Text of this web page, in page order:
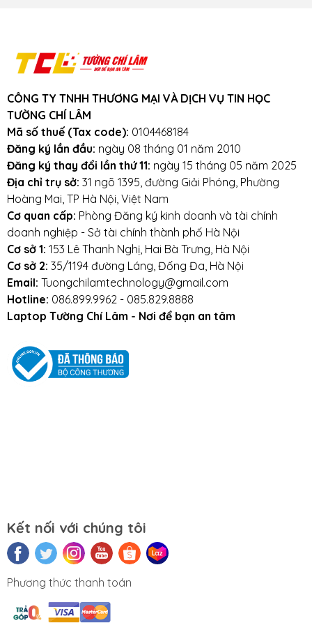
bị rơi
và sử dụng laptop trong điều kiện ẩm thấp.
Vệ sinh bàn phím thường xuyên.
Mọi yêu cầu đặt hàng, hỗ trợ tư vấn sản
phẩm xin liên hệ qua hotline:
0911390666 – 02438684912
Hoặc qua trực tiếp cửa hàng:
Địa chỉ: Số 153 Lê Thanh Nghị- Phường Đồng
Tâm- Quận Hai Bà Trưng- Hà Nội.
Website:https://tuongchilam.com
CÔNG TY TNHH THƯƠNG MẠI VÀ DỊCH VỤ TIN HỌC
TƯỜNG CHÍ LÂM
Mã số thuế (Tax code): 0104468184
Đăng ký lần đầu: ngày 08 tháng 01 năm 2010
Đăng ký thay đổi lần thứ 11: ngày 15 tháng 05 năm 2025
Địa chỉ trụ sở: 31 ngõ 1395, đường Giải Phóng, Phường
Hoàng Mai, TP Hà Nội, Việt Nam
Cơ quan cấp: Phòng Đăng ký kinh doanh và tài chính
doanh nghiệp - Sở tài chính thành phố Hà Nội
Cơ sở 1: 153 Lê Thanh Nghị, Hai Bà Trưng, Hà Nội
Cơ sở 2: 35/1194 đường Láng, Đống Đa, Hà Nội
Email: Tuongchilamtechnology@gmail.com
Hotline: 086.899.9962 - 085.829.8888
Laptop Tường Chí Lâm - Nơi để bạn an tâm
Kết nối với chúng tôi
Phương thức thanh toán